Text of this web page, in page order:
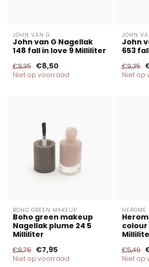
JOHN VAN G
John van G Nagellak
148 fall in love 9 Milliliter
€9,35 €8,50
Niet op voorraad
JOHN
John
653
€9,35
Niet op
BOHO GREEN MAKEUP
Boho green makeup
Nagellak plume 24 5
Milliliter
€8,75 €7,95
Niet op voorraad
HEROME
colour
€5,49
Niet op